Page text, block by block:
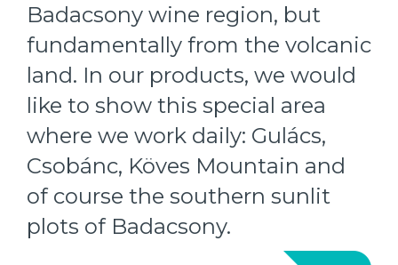
Badacsony wine region, but
fundamentally from the volcanic
land. In our products, we would
like to show this special area
where we work daily: Gulács,
Csobánc, Köves Mountain and
of course the southern sunlit
plots of Badacsony.